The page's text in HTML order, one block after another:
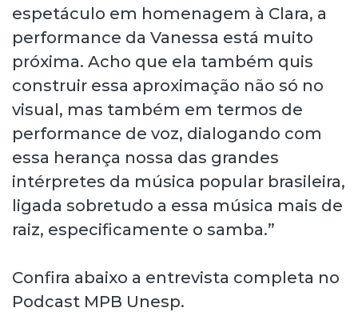
espetáculo em homenagem à Clara, a
performance da Vanessa está muito
próxima. Acho que ela também quis
construir essa aproximação não só no
visual, mas também em termos de
performance de voz, dialogando com
essa herança nossa das grandes
intérpretes da música popular brasileira,
ligada sobretudo a essa música mais de
raiz, especificamente o samba.”
Confira abaixo a entrevista completa no
Podcast MPB Unesp.